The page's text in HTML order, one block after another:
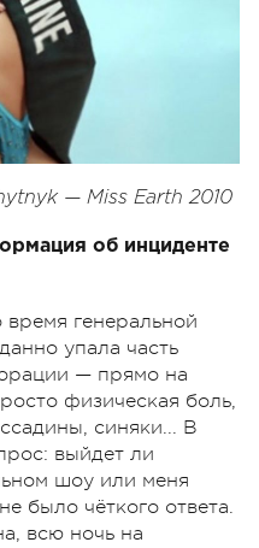
— Miss Earth 2010
об инциденте
генеральной
упала часть
— прямо на
физическая боль,
синяки... В
выйдет ли
шоу или меня
было чёткого ответа.
всю ночь на